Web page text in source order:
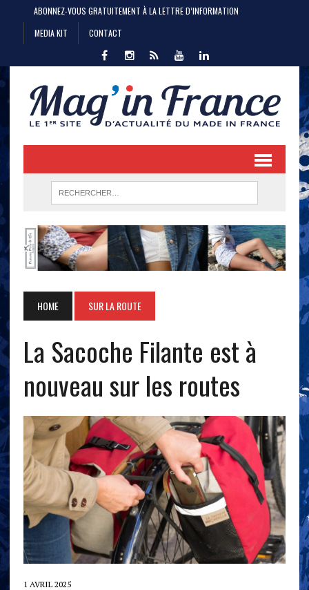
ABONNEZ-VOUS GRATUITEMENT À LA LETTRE D’INFORMATION
MEDIA KIT
CONTACT
HOME SUR LA ROUTE
La Sacoche Filante est à
nouveau sur les routes
1 AVRIL 2025